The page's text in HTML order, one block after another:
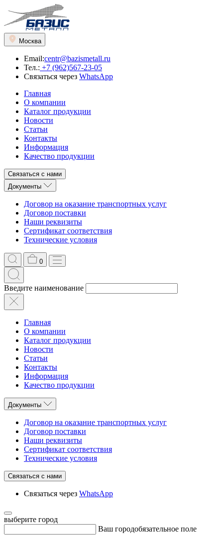
Москва
Email:centr@bazismetall.ru
Тел.: +7 (962)567-23-05
Связаться через WhatsApp
Главная
О компании
Каталог продукции
Новости
Статьи
Контакты
Информация
Качество продукции
Связаться с нами
Документы
Договор на оказание транспортных услуг
Договор поставки
Наши реквизиты
Сертификат соответствия
Технические условия
0
Введите наименование
Главная
О компании
Каталог продукции
Новости
Статьи
Контакты
Информация
Качество продукции
Документы
Договор на оказание транспортных услуг
Договор поставки
Наши реквизиты
Сертификат соответствия
Технические условия
Связаться с нами
Связаться через WhatsApp
выберите город
Ваш городобязательное поле